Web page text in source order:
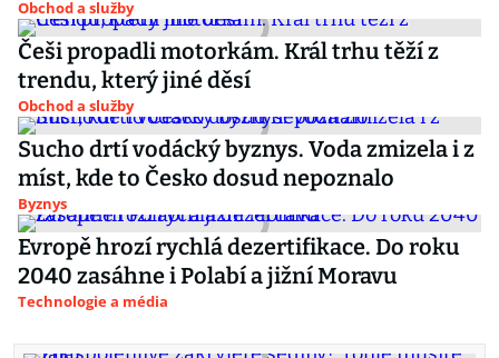
Obchod a služby
Češi propadli motorkám. Král trhu těží z
trendu, který jiné děsí
Obchod a služby
Sucho drtí vodácký byznys. Voda zmizela i z
míst, kde to Česko dosud nepoznalo
Byznys
Evropě hrozí rychlá dezertifikace. Do roku
2040 zasáhne i Polabí a jižní Moravu
Technologie a média